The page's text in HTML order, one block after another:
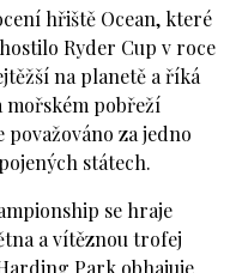
hřiště Ocean, které
Ryder Cup v roce
na planetě a říká
mořském pobřeží
považováno za jedno
státech.
se hraje
a vítěznou trofej
Park obhajuje